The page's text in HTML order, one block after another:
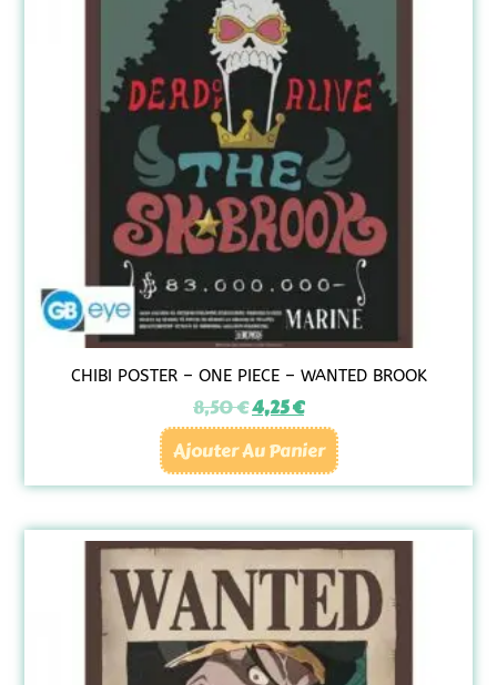
CHIBI POSTER – ONE PIECE – WANTED BROOK
8,50€4,25€
Ajouter Au Panier